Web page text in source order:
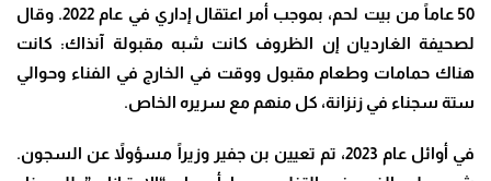
50 عاماً من بيت لحم، بموجب أمر اعتقال إداري في عام 2022. وقال
لصحيفة الغارديان إن الظروف كانت شبه مقبولة آنذاك: كانت
هناك حمامات وطعام مقبول ووقت في الخارج في الفناء وحوالي
ستة سجناء في زنزانة، كل منهم مع سريره الخاص.
في أوائل عام 2023، تم تعيين بن جفير وزيراً مسؤولاً عن السجون.